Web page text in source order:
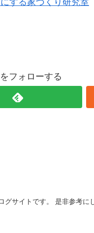
する家づくり研究室
フォローする
サイトです。 是非参考に